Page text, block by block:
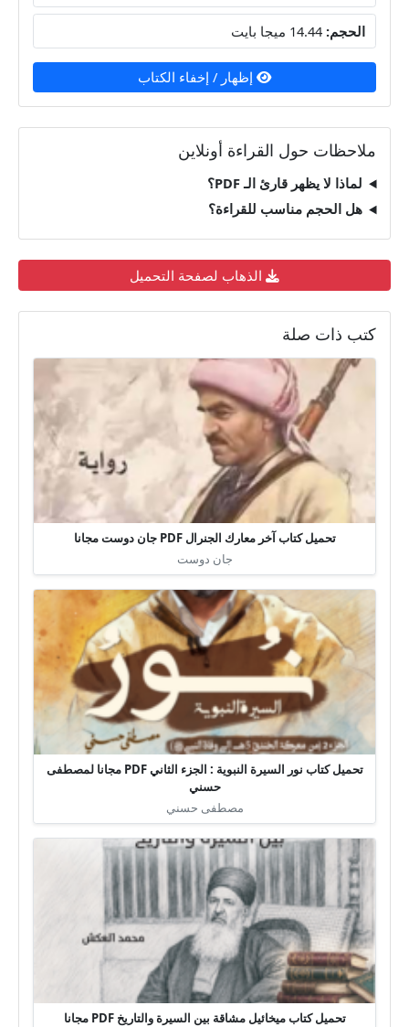
الحجم:
إظهار / إخفاء الكتاب
ملاحظات حول القراءة أونلاين
لماذا لا يظهر قارئ الـ PDF؟
هل الحجم مناسب للقراءة؟
الذهاب لصفحة التحميل
كتب ذات صلة
تحميل كتاب آخر معارك الجنرال PDF جان دوست مجانا
جان دوست
تحميل كتاب نور السيرة النبوية : الجزء الثاني PDF مجانا لمصطفى
حسني
مصطفى حسني
تحميل كتاب ميخائيل مشاقة بين السيرة والتاريخ PDF مجانا